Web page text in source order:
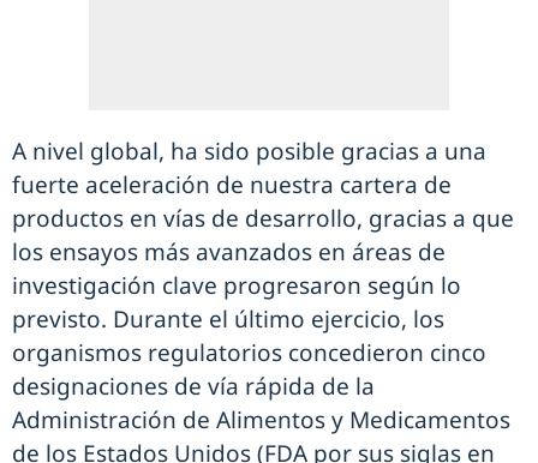
A nivel global, ha sido posible gracias a una
fuerte aceleración de nuestra cartera de
productos en vías de desarrollo, gracias a que
los ensayos más avanzados en áreas de
investigación clave progresaron según lo
previsto. Durante el último ejercicio, los
organismos regulatorios concedieron cinco
designaciones de vía rápida de la
Administración de Alimentos y Medicamentos
de los Estados Unidos (FDA por sus siglas en